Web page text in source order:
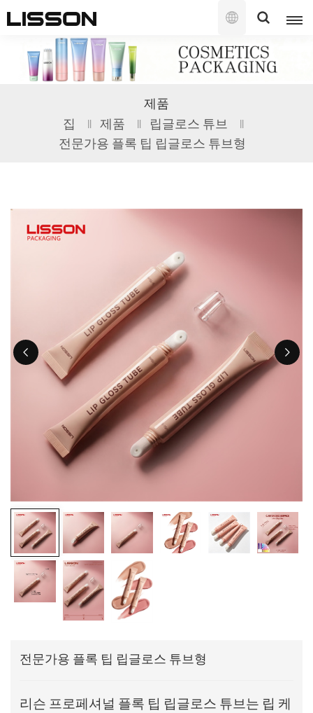
의
English
français
русский
português
日本語
한국의
Tiếng việt
中文
제품
집 제품
립글로스 튜브
전문가용 플록 팁 립글로스 튜브형
전문가용 플록 팁 립글로스 튜브형
리슨 프로페셔널 플록 팁 립글로스 튜브는 립 케